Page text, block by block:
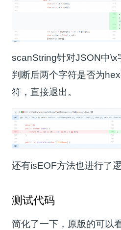
scanString针对JSON中\x
判断后两个字符是否为
符，直接退出。
还有isEOF方法也进行了逻
测试代码
简化了一下，原版的可以